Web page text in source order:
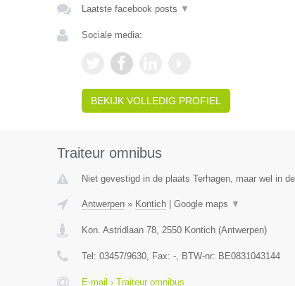
Laatste facebook posts ▼
Sociale media:
BEKIJK VOLLEDIG PROFIEL
Traiteur omnibus
Niet gevestigd in de plaats Terhagen, maar wel in
Antwerpen» Kontich| Google maps ▼
Kon. Astridlaan 78, 2550 Kontich(Antwerpen)
Tel: 03457/9630, Fax: -, BTW-nr: BE0831043144
E-mail › Traiteur omnibus